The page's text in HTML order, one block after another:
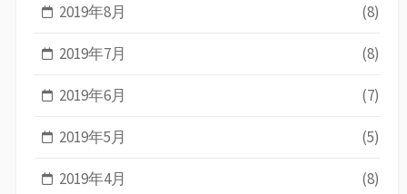
2019年8月 (8)
2019年7月 (8)
2019年6月 (7)
2019年5月 (5)
2019年4月 (8)